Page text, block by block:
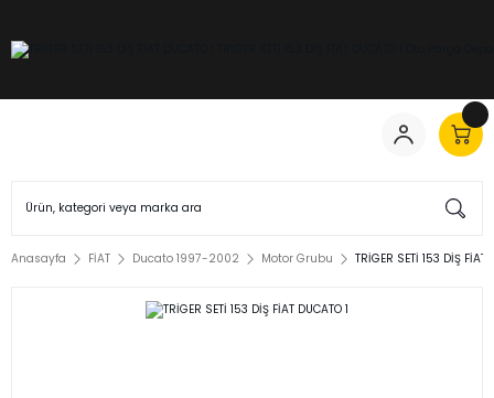
Anasayfa FİAT Ducato 1997-2002 Motor Grubu TRİGER SETİ 153 DİŞ FİAT